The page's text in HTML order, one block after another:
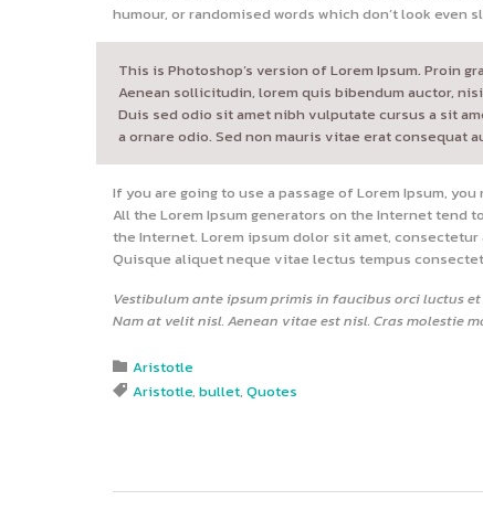
humour, or randomised words which don’t look even
This is Photoshop’s version of Lorem Ipsum. Proin
Aenean sollicitudin, lorem quis bibendum auctor,
Duis sed odio sit amet nibh vulputate cursus a sit
a ornare odio. Sed non mauris vitae erat consequat
If you are going to use a passage of Lorem Ipsum,
All the Lorem Ipsum generators on the Internet tend
the Internet. Lorem ipsum dolor sit amet,
Quisque aliquet neque vitae lectus tempus
Vestibulum ante ipsum primis in faucibus orci luctus
Nam at velit nisl. Aenean vitae est nisl. Cras molestie
 Category
Aristotle
 Tags
Aristotle, bullet, Quotes